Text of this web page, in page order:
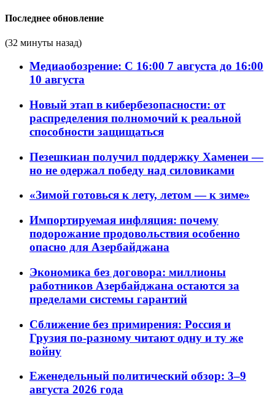
Последнее обновление
(32 минуты назад)
Медиаобозрение: С 16:00 7 августа до 16:00
10 августа
Новый этап в кибербезопасности: от
распределения полномочий к реальной
способности защищаться
Пезешкиан получил поддержку Хаменеи —
но не одержал победу над силовиками
«Зимой готовься к лету, летом — к зиме»
Импортируемая инфляция: почему
подорожание продовольствия особенно
опасно для Азербайджана
Экономика без договора: миллионы
работников Азербайджана остаются за
пределами системы гарантий
Сближение без примирения: Россия и
Грузия по-разному читают одну и ту же
войну
Еженедельный политический обзор: 3–9
августа 2026 года